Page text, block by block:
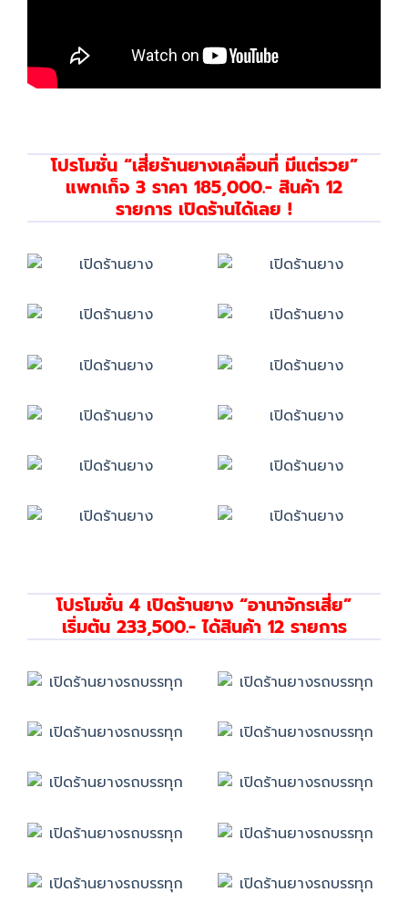
โปรโมชั่น “เสี่ยร้านยางเคลื่อนที่ มีแต่รวย”
แพกเก็จ 3 ราคา 185,000.- สินค้า 12
รายการ เปิดร้านได้เลย !
โปรโมชั่น 4 เปิดร้านยาง “อานาจักรเสี่ย”
เริ่มต้น 233,500.- ได้สินค้า 12 รายการ